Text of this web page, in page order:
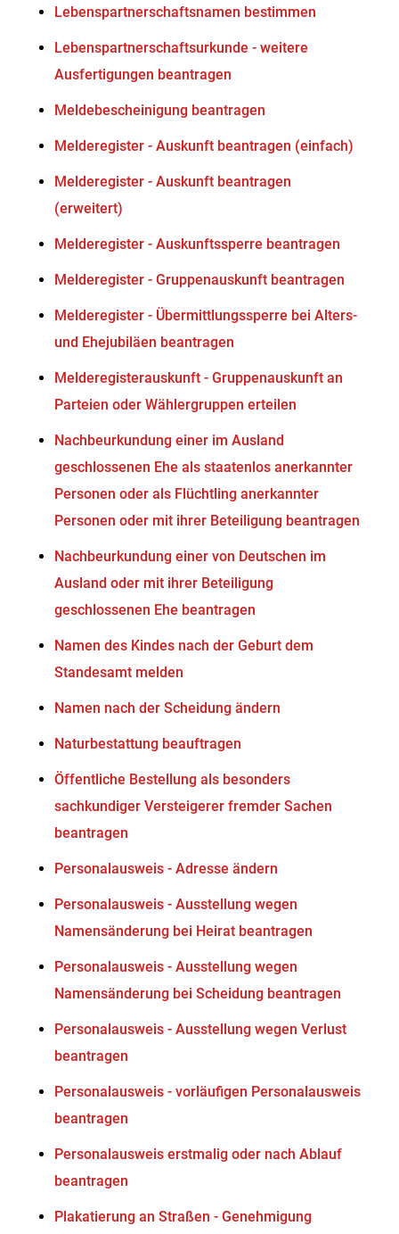
Lebenspartnerschaftsnamen bestimmen
Lebenspartnerschaftsurkunde - weitere
Ausfertigungen beantragen
Meldebescheinigung beantragen
Melderegister - Auskunft beantragen (einfach)
Melderegister - Auskunft beantragen
(erweitert)
Melderegister - Auskunftssperre beantragen
Melderegister - Gruppenauskunft beantragen
Melderegister - Übermittlungssperre bei Alters-
und Ehejubiläen beantragen
Melderegisterauskunft - Gruppenauskunft an
Parteien oder Wählergruppen erteilen
Nachbeurkundung einer im Ausland
geschlossenen Ehe als staatenlos anerkannter
Personen oder als Flüchtling anerkannter
Personen oder mit ihrer Beteiligung beantragen
Nachbeurkundung einer von Deutschen im
Ausland oder mit ihrer Beteiligung
geschlossenen Ehe beantragen
Namen des Kindes nach der Geburt dem
Standesamt melden
Namen nach der Scheidung ändern
Naturbestattung beauftragen
Öffentliche Bestellung als besonders
sachkundiger Versteigerer fremder Sachen
beantragen
Personalausweis - Adresse ändern
Personalausweis - Ausstellung wegen
Namensänderung bei Heirat beantragen
Personalausweis - Ausstellung wegen
Namensänderung bei Scheidung beantragen
Personalausweis - Ausstellung wegen Verlust
beantragen
Personalausweis - vorläufigen Personalausweis
beantragen
Personalausweis erstmalig oder nach Ablauf
beantragen
Plakatierung an Straßen - Genehmigung